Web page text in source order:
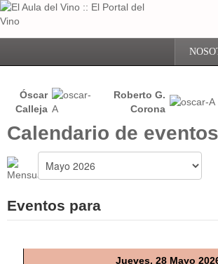
Óscar
Calleja
Roberto G.
Corona
Calendario de eventos
Eventos para
Jueves, 28 Mayo